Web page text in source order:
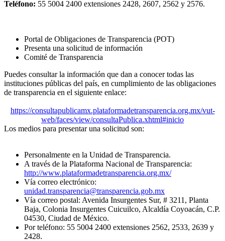
Teléfono: 55 5004 2400 extensiones 2428, 2607, 2562 y 2576.
Portal de Obligaciones de Transparencia (POT)
Presenta una solicitud de información
Comité de Transparencia
Puedes consultar la información que dan a conocer todas las
instituciones públicas del país, en cumplimiento de las obligaciones
de transparencia en el siguiente enlace:
https://consultapublicamx.plataformadetransparencia.org.mx/vut-
web/faces/view/consultaPublica.xhtml#inicio
Los medios para presentar una solicitud son:
Personalmente en la Unidad de Transparencia.
A través de la Plataforma Nacional de Transparencia:
http://www.plataformadetransparencia.org.mx/
Vía correo electrónico:
unidad.transparencia@transparencia.gob.mx
Vía correo postal: Avenida Insurgentes Sur, # 3211, Planta
Baja, Colonia Insurgentes Cuicuilco, Alcaldía Coyoacán, C.P.
04530, Ciudad de México.
Por teléfono: 55 5004 2400 extensiones 2562, 2533, 2639 y
2428.